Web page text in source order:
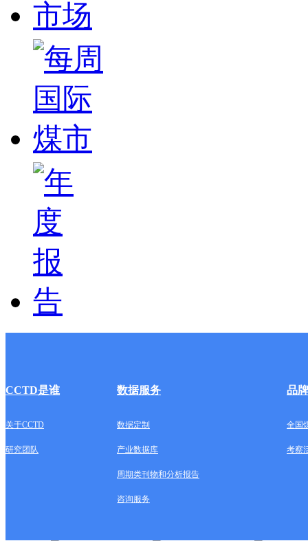
CCTD是谁 数据服务 品
关于CCTD 数据定制 全国
研究团队 产业数据库 考察
周期类刊物和分析报告
咨询服务